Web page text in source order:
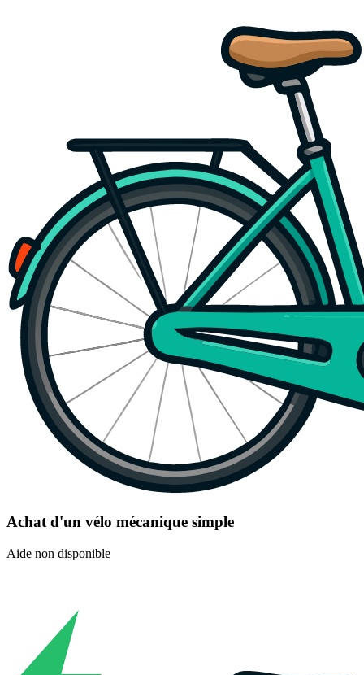
Achat d'un vélo mécanique simple
Aide non disponible